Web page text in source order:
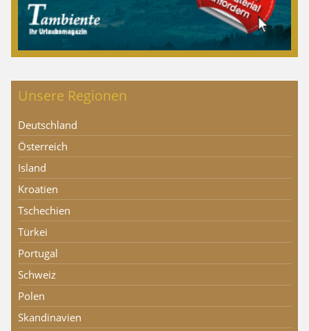
Unsere Regionen
Deutschland
Österreich
Island
Kroatien
Tschechien
Türkei
Portugal
Schweiz
Polen
Skandinavien